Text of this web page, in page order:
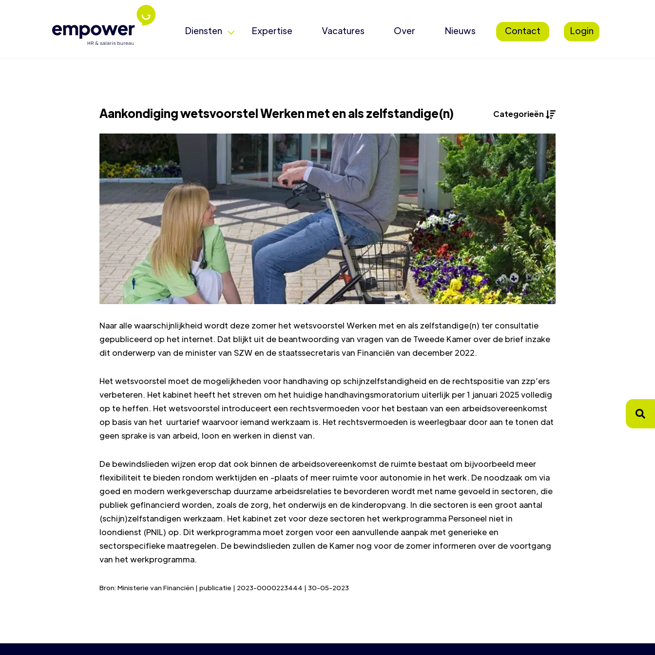
Diensten Expertise Vacatures Over Nieuws Contact Login
Aankondiging wetsvoorstel Werken met en als zelfstandige(n) Categorieën
Naar alle waarschijnlijkheid wordt deze zomer het wetsvoorstel Werken met en als zelfstandige(n) ter consultatie
gepubliceerd op het internet. Dat blijkt uit de beantwoording van vragen van de Tweede Kamer over de brief inzake
dit onderwerp van de minister van SZW en de staatssecretaris van Financiën van december 2022.
Het wetsvoorstel moet de mogelijkheden voor handhaving op schijnzelfstandigheid en de rechtspositie van zzp’ers
verbeteren. Het kabinet heeft het streven om het huidige handhavingsmoratorium uiterlijk per 1 januari 2025 volledig
op te heffen. Het wetsvoorstel introduceert een rechtsvermoeden voor het bestaan van een arbeidsovereenkomst
op basis van het uurtarief waarvoor iemand werkzaam is. Het rechtsvermoeden is weerlegbaar door aan te tonen dat
geen sprake is van arbeid, loon en werken in dienst van.
De bewindslieden wijzen erop dat ook binnen de arbeidsovereenkomst de ruimte bestaat om bijvoorbeeld meer
flexibiliteit te bieden rondom werktijden en -plaats of meer ruimte voor autonomie in het werk. De noodzaak om via
goed en modern werkgeverschap duurzame arbeidsrelaties te bevorderen wordt met name gevoeld in sectoren, die
publiek gefinancierd worden, zoals de zorg, het onderwijs en de kinderopvang. In die sectoren is een groot aantal
(schijn)zelfstandigen werkzaam. Het kabinet zet voor deze sectoren het werkprogramma Personeel niet in
loondienst (PNIL) op. Dit werkprogramma moet zorgen voor een aanvullende aanpak met generieke en
sectorspecifieke maatregelen. De bewindslieden zullen de Kamer nog voor de zomer informeren over de voortgang
van het werkprogramma.
Bron: Ministerie van Financiën | publicatie | 2023-0000223444 | 30-05-2023